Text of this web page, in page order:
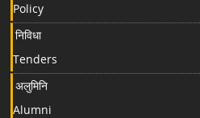
Policy
निविधा
Tenders
अलुमिनि
Alumni